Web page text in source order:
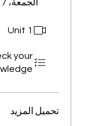
الجمعة، 7 أغسطس 2026
Unit 1
your
تحميل المزيد